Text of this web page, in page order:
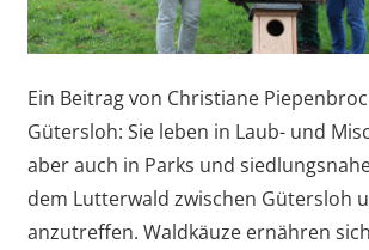
Ein Beitrag von Christiane
Gütersloh: Sie leben in Laub- und
aber auch in Parks und
dem Lutterwald zwischen Gütersloh
anzutreffen. Waldkäuze ernähren